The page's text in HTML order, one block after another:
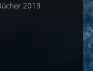
2019